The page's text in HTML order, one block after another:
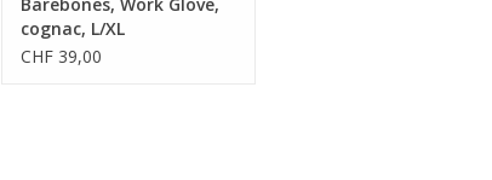
cognac, L/XL
CHF 39,00